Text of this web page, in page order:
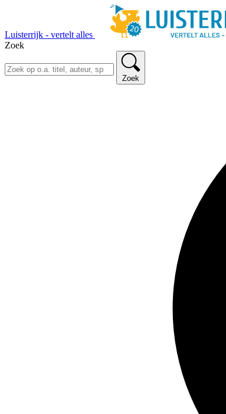
Luisterrijk - vertelt alles
Zoek
Zoek